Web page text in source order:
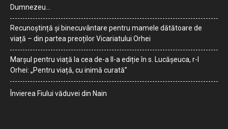
Dumnezeu…
Recunoștință și binecuvântare pentru mamele dătătoare de
viață – din partea preoților Vicariatului Orhei
Marșul pentru viață la cea de-a II-a ediție în s. Lucășeuca, r-l
Orhei: „Pentru viață, cu inimă curată”
Învierea Fiului văduvei din Nain